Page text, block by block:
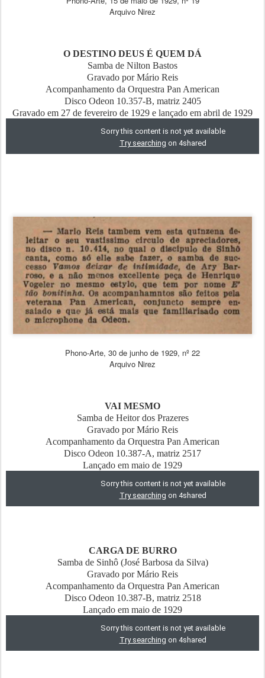
Arquivo Nirez
O DESTINO DEUS É QUEM DÁ
Samba de Nilton Bastos
Gravado por Mário Reis
Acompanhamento da Orquestra Pan American
Disco Odeon 10.357-B, matriz 2405
Gravado em 27 de fevereiro de 1929 e lançado em abril de 1929
Phono-Arte, 30 de junho de 1929, nº 22
Arquivo Nirez
VAI MESMO
Samba de Heitor dos Prazeres
Gravado por Mário Reis
Acompanhamento da Orquestra Pan American
Disco Odeon 10.387-A, matriz 2517
Lançado em maio de 1929
CARGA DE BURRO
Samba de Sinhô (José Barbosa da Silva)
Gravado por Mário Reis
Acompanhamento da Orquestra Pan American
Disco Odeon 10.387-B, matriz 2518
Lançado em maio de 1929